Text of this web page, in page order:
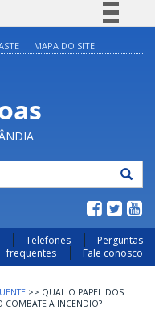
Acesso à informação
Legislação
Canais
MAPA DO SITE
Telefones
Perguntas
frequentes
Fale conosco
>> QUAL O PAPEL DOS
COMBATE A INCENDIO?